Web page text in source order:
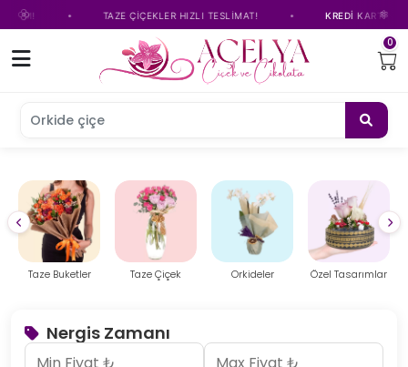
TAZE ÇİÇEKLER HIZLI TESLİMAT! • KREDİ KARTINA TAKSİT
0
Orkide çiçeği
Taze Çiçek Orkideler Özel Tasarımlar Çelenk
Nergis Zamanı